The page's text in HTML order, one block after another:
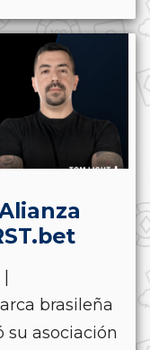
brasileña
su asociación